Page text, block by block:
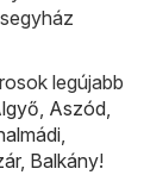
legújabb
, Aszód,
,
, Balkány!